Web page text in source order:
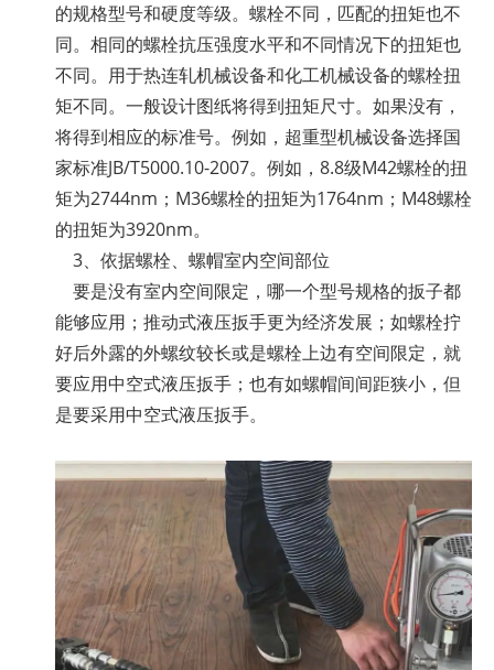
的规格型号和硬度等级。螺栓不同，匹配的扭矩也不
同。相同的螺栓抗压强度水平和不同情况下的扭矩也
不同。用于热连轧机械设备和化工机械设备的螺栓扭
矩不同。一般设计图纸将得到扭矩尺寸。如果没有，
将得到相应的标准号。例如，超重型机械设备选择国
家标准JB/T5000.10-2007。例如，8.8级M42螺栓的扭
矩为2744nm；M36螺栓的扭矩为1764nm；M48螺栓
的扭矩为3920nm。
3、依据螺栓、螺帽室内空间部位
要是没有室内空间限定，哪一个型号规格的扳子都
能够应用；推动式液压扳手更为经济发展；如螺栓拧
好后外露的外螺纹较长或是螺栓上边有空间限定，就
要应用中空式液压扳手；也有如螺帽间间距狭小，但
是要采用中空式液压扳手。